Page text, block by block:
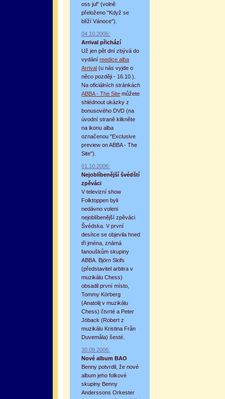
альфа банк кредит наличными
оформление кредитной карты онлайн альфа банк
oss jul" (volně
přeloženo "Když se
blíží Vánoce").
04.10.2006:
Arrival přichází
Už jen pět dní zbývá do
vydáníreedice alba
Arrival (u nás vyjde o
něco později - 16.10.).
Na oficiálních stránkách
ABBA - The Site můžete
shlédnout ukázky z
bonusového DVD (na
úvodní straně klikněte
na ikonu alba
označenou "Exclusive
preview on ABBA - The
Site").
01.10.2006:
Nejoblíbenější švédští
zpěváci
V televizní show
Folktoppen byli
nedávno voleni
nejoblíbenější zpěváci
Švédska. V první
desítce se objevila hned
tři jména, známá
fanouškům skupiny
ABBA. Björn Skifs
(představitel arbitra v
muzikálu Chess)
obsadil první místo,
Tommy Körberg
(Anatolij v muzikálu
Chess) čtvrté a Peter
Jöback (Robert z
muzikálu Kristina Från
Duvemåla) šesté.
30.09.2006:
Nové album BAO
Benny potvrdil, že nové
album jeho folkové
skupiny Benny
Anderssons Orkester